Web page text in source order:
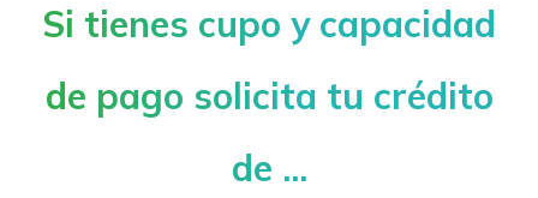
Si tienes cupo y capacidad
de pago solicita tu crédito
de ...